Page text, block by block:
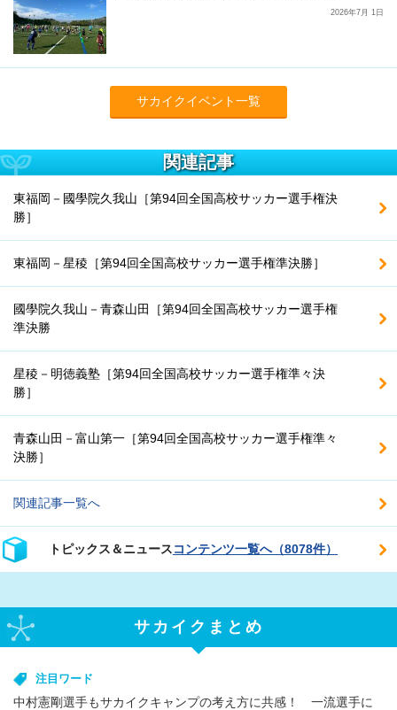
2026年7月 1日
サカイクイベント一覧
関連記事
東福岡－國學院久我山［第94回全国高校サッカー選手権決
勝］
東福岡－星稜［第94回全国高校サッカー選手権準決勝］
國學院久我山－青森山田［第94回全国高校サッカー選手権
準決勝
星稜－明徳義塾［第94回全国高校サッカー選手権準々決
勝］
青森山田－富山第一［第94回全国高校サッカー選手権準々
決勝］
関連記事一覧へ
トピックス＆ニュースコンテンツ一覧へ（8078件）
サカイクまとめ
注目ワード
中村憲剛選手もサカイクキャンプの考え方に共感！ 一流選手に